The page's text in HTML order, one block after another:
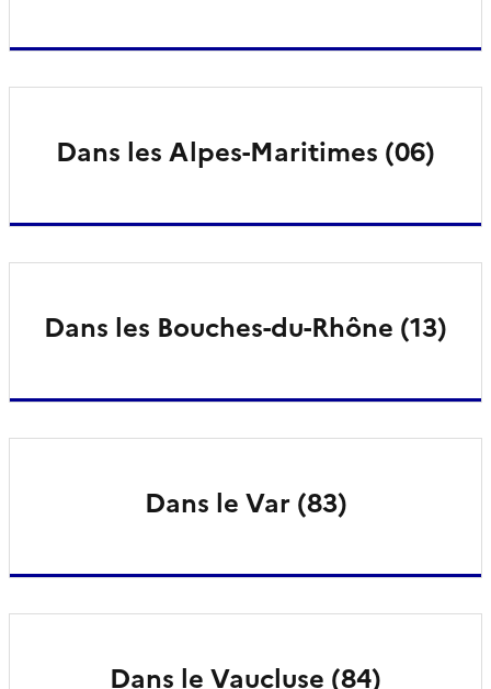
Dans les Alpes-Maritimes (06)
Dans les Bouches-du-Rhône (13)
Dans le Var (83)
Dans le Vaucluse (84)